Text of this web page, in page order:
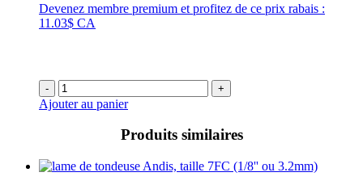
Devenez membre premium et profitez de ce prix rabais :
11.03$ CA
- +
Ajouter au panier
Produits similaires